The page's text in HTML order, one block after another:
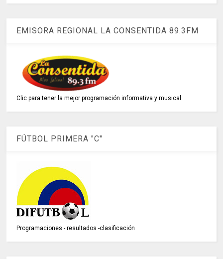
EMISORA REGIONAL LA CONSENTIDA 89.3FM
Clic para tener la mejor programación informativa y musical
FÚTBOL PRIMERA "C"
Programaciones - resultados -clasificación